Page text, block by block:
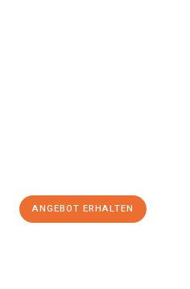
ANGEBOT ERHALTEN